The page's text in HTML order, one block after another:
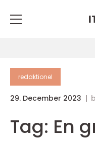
redaktionel
29. December 2023
Tag: En